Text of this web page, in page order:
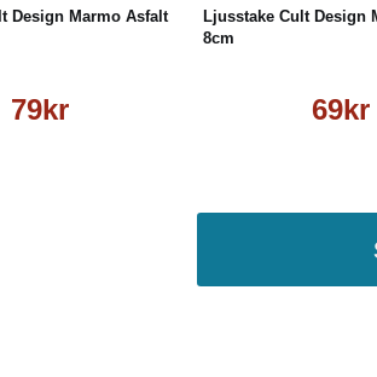
Design Marmo Asfalt
79kr
Ljusstake Cult Design
8cm
69kr